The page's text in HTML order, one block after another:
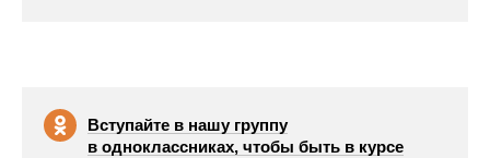
Вступайте в нашу группу
в одноклассниках, чтобы быть в курсе